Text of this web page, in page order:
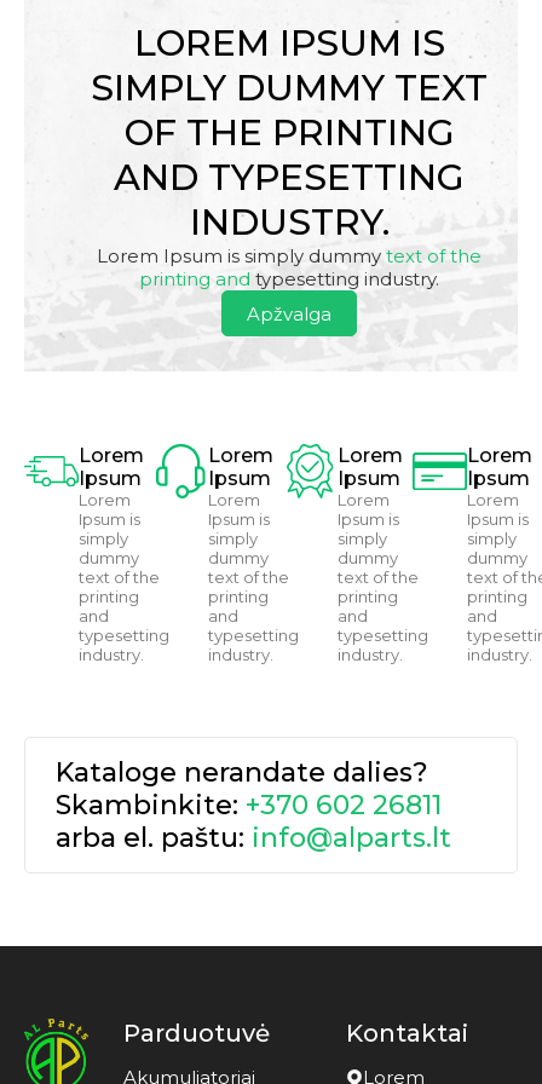
LOREM IPSUM IS
SIMPLY DUMMY TEXT
OF THE PRINTING
AND TYPESETTING
INDUSTRY.
Lorem Ipsum is simply dummy text of the
printing and typesetting industry.
Apžvalga
Lorem
Ipsum
Lorem
Ipsum is
simply
dummy
text of the
printing
and
typesetting
industry.
Lorem
Ipsum
Lorem
Ipsum is
simply
dummy
text of the
printing
and
typesetting
industry.
Lorem
Ipsum
Lorem
Ipsum is
simply
dummy
text of the
printing
and
typesetting
industry.
Lorem
Ipsum
Lorem
Ipsum is
simply
dummy
text of
printing
and
industry.
Kataloge nerandate dalies?
Skambinkite: +370 602 26811
arba el. paštu: info@alparts.lt
Parduotuvė
Akumuliatoriai
Kontaktai
Lorem